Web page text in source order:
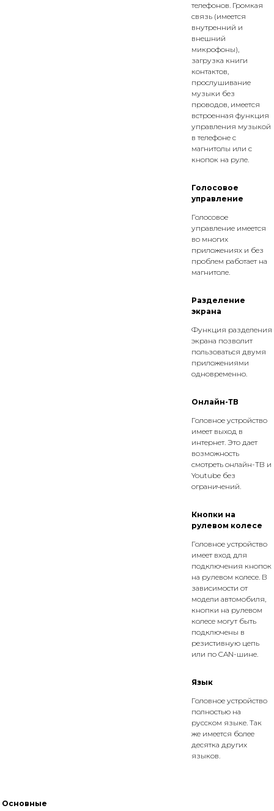
телефонов. Громкая
связь (имеется
внутренний и
внешний
микрофоны),
загрузка книги
контактов,
прослушивание
музыки без
проводов, имеется
встроенная функция
управления музыкой
в телефоне с
магнитолы или с
кнопок на руле.
Голосовое
управление
Голосовое
управление имеется
во многих
приложениях и без
проблем работает на
магнитоле.
Разделение
экрана
Функция разделения
экрана позволит
пользоваться двумя
приложениями
одновременно.
Онлайн-ТВ
Головное устройство
имеет выход в
интернет. Это дает
возможность
смотреть онлайн-ТВ и
Youtube без
ограничений.
Кнопки на
рулевом колесе
Головное устройство
имеет вход для
подключения кнопок
на рулевом колесе. В
зависимости от
модели автомобиля,
кнопки на рулевом
колесе могут быть
подключены в
резистивную цепь
или по CAN-шине.
Язык
Головное устройство
полностью на
русском языке. Так
же имеется более
десятка других
языков.
Основные